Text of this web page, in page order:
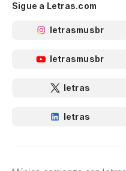
Sigue a Letras.com
letrasmusbr
letrasmusbr
letras
letras